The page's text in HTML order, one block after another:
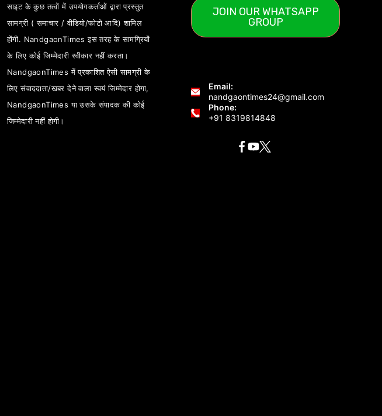
साइट के कुछ तत्वों में उपयोगकर्ताओं द्वारा प्रस्तुत
सामग्री ( समाचार / वीडियो/फोटो आदि) शामिल
होंगी. NandgaonTimes इस तरह के सामग्रियों
के लिए कोई जिम्मेदारी स्वीकार नहीं करता।
NandgaonTimes में प्रकाशित ऐसी सामग्री के
लिए संवाददाता/खबर देने वाला स्वयं जिम्मेदार होगा,
NandgaonTimes या उसके संपादक की कोई
जिम्मेदारी नहीं होगी।
JOIN OUR WHATSAPP
GROUP
Email:
nandgaontimes24@gmail.com
Phone:
+91 8319814848